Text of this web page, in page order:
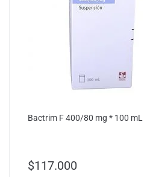
Bactrim F 400/80 mg * 100 mL
$117.000